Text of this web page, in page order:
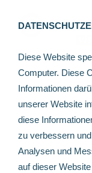
Diese Website
Computer. Diese
Informationen
unserer Website
diese
zu verbessern
Analysen und
auf dieser